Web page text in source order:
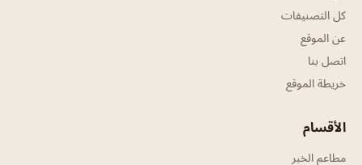
كل التصنيفات
عن الموقع
اتصل بنا
خريطة الموقع
الأقسام
مطاعم الخبر